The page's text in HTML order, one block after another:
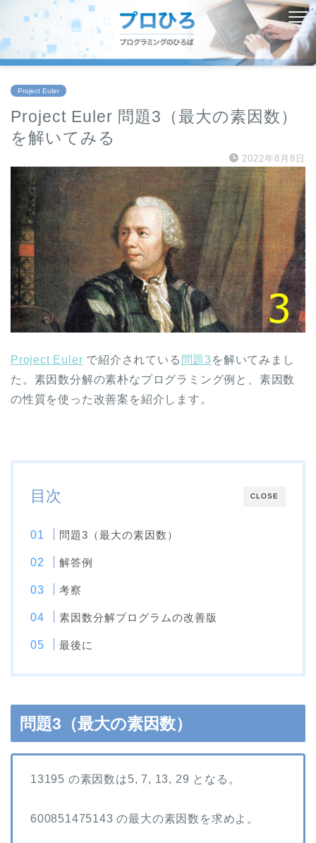
Project Euler
Project Euler 問題3（最大の素因数）
を解いてみる
2022年8月8日
Project Euler で紹介されている 問題3 を解いてみまし
た。素因数分解の素朴なプログラミング例と、素因数
の性質を使った改善案を紹介します。
CLOSE
目次
問題3（最大の素因数）
解答例
考察
素因数分解プログラムの改善版
最後に
問題3（最大の素因数）
13195 の素因数は5, 7, 13, 29 となる。
600851475143 の最大の素因数を求めよ。